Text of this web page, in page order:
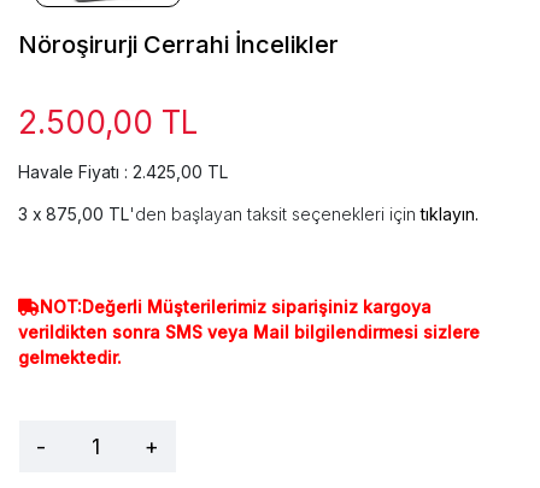
Nöroşirurji Cerrahi İncelikler
2.500,00 TL
Havale Fiyatı : 2.425,00 TL
875,00 TL'den başlayan taksit seçenekleri içintıklayın.
NOT:Değerli Müşterilerimiz siparişiniz kargoya
verildikten sonra SMS veya Mail bilgilendirmesi sizlere
gelmektedir.
- +